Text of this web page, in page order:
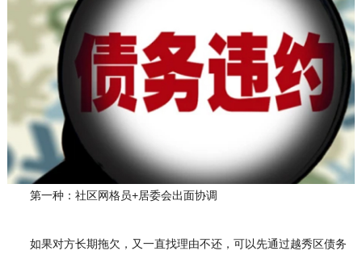
第一种：社区网格员+居委会出面协调
如果对方长期拖欠，又一直找理由不还，可以先通过越秀区债务